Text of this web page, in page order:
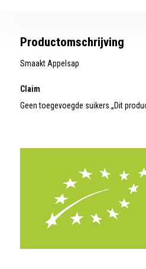
Productomschrijving
Smaakt Appelsap
Claim
Geen toegevoegde suikers.„Dit